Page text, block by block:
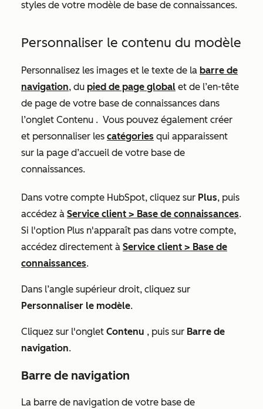
styles de votre modèle de base de connaissances.
Personnaliser le contenu du modèle
Personnalisez les images et le texte de la barre de
navigation, du pied de page global et de l’en-tête
de page de votre base de connaissances dans
l’onglet Contenu . Vous pouvez également créer
et personnaliser les catégories qui apparaissent
sur la page d’accueil de votre base de
connaissances.
Dans votre compte HubSpot, cliquez sur Plus, puis
accédez à Service client > Base de connaissances.
Si l'option Plus n'apparaît pas dans votre compte,
accédez directement à Service client > Base de
connaissances.
Dans l’angle supérieur droit, cliquez sur
Personnaliser le modèle.
Cliquez sur l'onglet Contenu , puis sur Barre de
navigation.
Barre de navigation
La barre de navigation de votre base de